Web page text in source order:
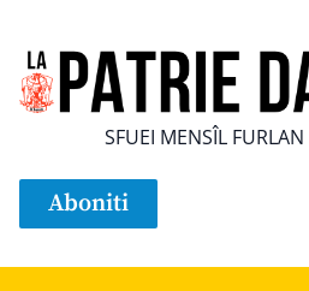
SFUEI MENSÎL
Aboniti